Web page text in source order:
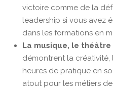
victoire comme de la
leadership si vous avez
dans les formations en
La musique, le théâtre
démontrent la
heures de pratique en
atout pour les métiers